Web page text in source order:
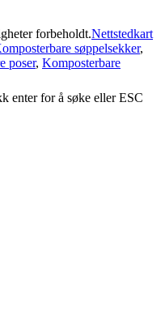
forbeholdt.Nettstedkart
søppelsekker,
poser, Komposterbare
enter for å søke eller ESC